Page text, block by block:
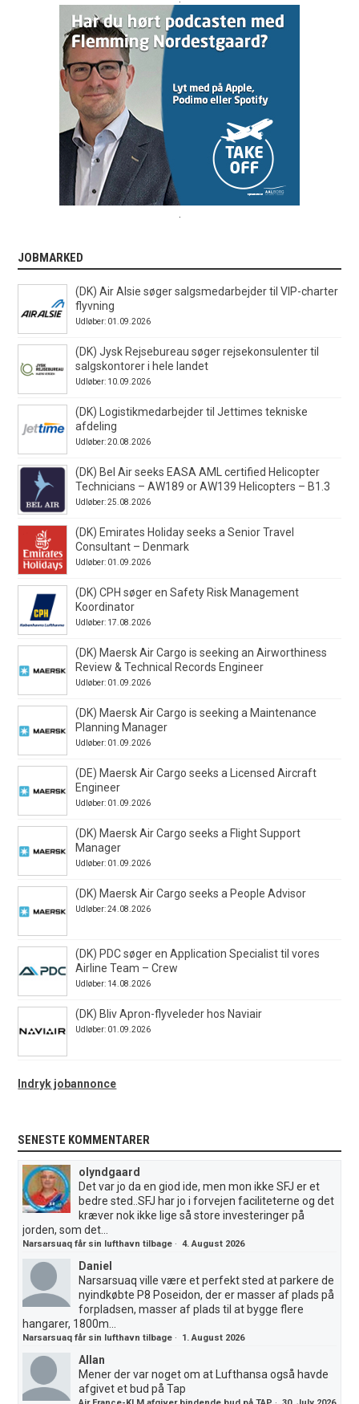
JOBMARKED
(DK) Air Alsie søger salgsmedarbejder til VIP-charter
flyvning
Udløber: 01.09.2026
(DK) Jysk Rejsebureau søger rejsekonsulenter til
salgskontorer i hele landet
Udløber: 10.09.2026
(DK) Logistikmedarbejder til Jettimes tekniske
afdeling
Udløber: 20.08.2026
(DK) Bel Air seeks EASA AML certified Helicopter
Technicians – AW189 or AW139 Helicopters – B1.3
Udløber: 25.08.2026
(DK) Emirates Holiday seeks a Senior Travel
Consultant – Denmark
Udløber: 01.09.2026
(DK) CPH søger en Safety Risk Management
Koordinator
Udløber: 17.08.2026
(DK) Maersk Air Cargo is seeking an Airworthiness
Review & Technical Records Engineer
Udløber: 01.09.2026
(DK) Maersk Air Cargo is seeking a Maintenance
Planning Manager
Udløber: 01.09.2026
(DE) Maersk Air Cargo seeks a Licensed Aircraft
Engineer
Udløber: 01.09.2026
(DK) Maersk Air Cargo seeks a Flight Support
Manager
Udløber: 01.09.2026
(DK) Maersk Air Cargo seeks a People Advisor
Udløber: 24.08.2026
(DK) PDC søger en Application Specialist til vores
Airline Team – Crew
Udløber: 14.08.2026
(DK) Bliv Apron-flyveleder hos Naviair
Udløber: 01.09.2026
Indryk jobannonce
SENESTE KOMMENTARER
olyndgaard
Det var jo da en giod ide, men mon ikke SFJ er et
bedre sted..SFJ har jo i forvejen faciliteterne og det
kræver nok ikke lige så store investeringer på
jorden, som det...
Narsarsuaq får sin lufthavn tilbage ·4. August 2026
Daniel
Narsarsuaq ville være et perfekt sted at parkere de
nyindkøbte P8 Poseidon, der er masser af plads på
forpladsen, masser af plads til at bygge flere
hangarer, 1800m...
Narsarsuaq får sin lufthavn tilbage · 1. August 2026
Allan
Mener der var noget om at Lufthansa også havde
afgivet et bud på Tap